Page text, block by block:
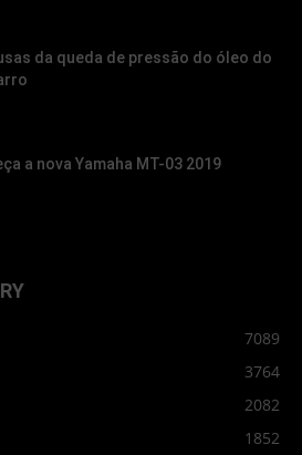
da queda de pressão do óleo do
a nova Yamaha MT-03 2019
7089
3764
2082
1852